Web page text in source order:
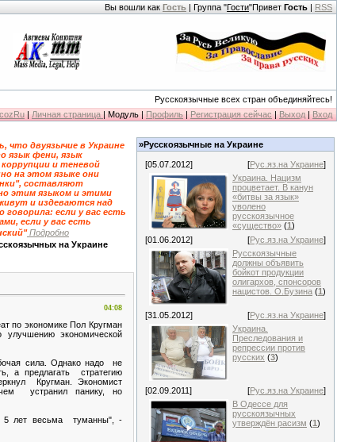
Вы вошли как Гость | Группа "Гости"Привет Гость | RSS
Русскоязычные всех стран объединяйтесь!
| Личная страница | Модуль | Профиль | Регистрация сейчас | Выход | Вход
что двуязычие в Украине
язык фени, язык
и теневой
на этом языке они
составляют
этим языком и этими
и издеваются над
говорила: если у вас есть
если у вас есть
Подробно
на Украине
04:08
по экономике Пол Кругман
экономической
сила. Однако надо не
а предлагать стратегию
Кругман. Экономист
устранил панику, но
5 лет весьма туманны", -
»Русскоязычные на Украине
[05.07.2012] [Рус.яз.на Украине]
Украина. Нацизм
процветает. В канун
«битвы за язык»
уволено
русскоязычное
«существо» (1)
[01.06.2012]
[Рус.яз.на Украине]
Русскоязычные
должны объявить
бойкот продукции
олигархов, спонсоров
нацистов. О.Бузина (1)
[31.05.2012] [Рус.яз.на Украине]
Украина.
Преследования и
репрессии против
русских (3)
[02.09.2011] [Рус.яз.на Украине]
В Одессе для
русскоязычных
утверждён расизм (1)